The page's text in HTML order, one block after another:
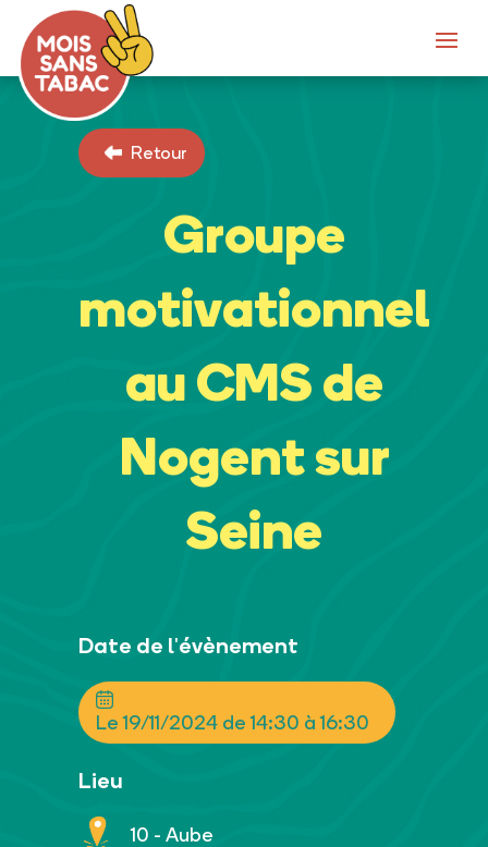
Retour
Groupe
motivationnel
au CMS de
Nogent sur
Seine
Date de l'évènement
Le 19/11/2024 de 14:30 à 16:30
Lieu
10 - Aube